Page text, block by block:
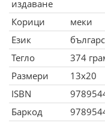
издаване
Корици
меки
Език
Тегло
374
Размери
13x20
ISBN
Баркод